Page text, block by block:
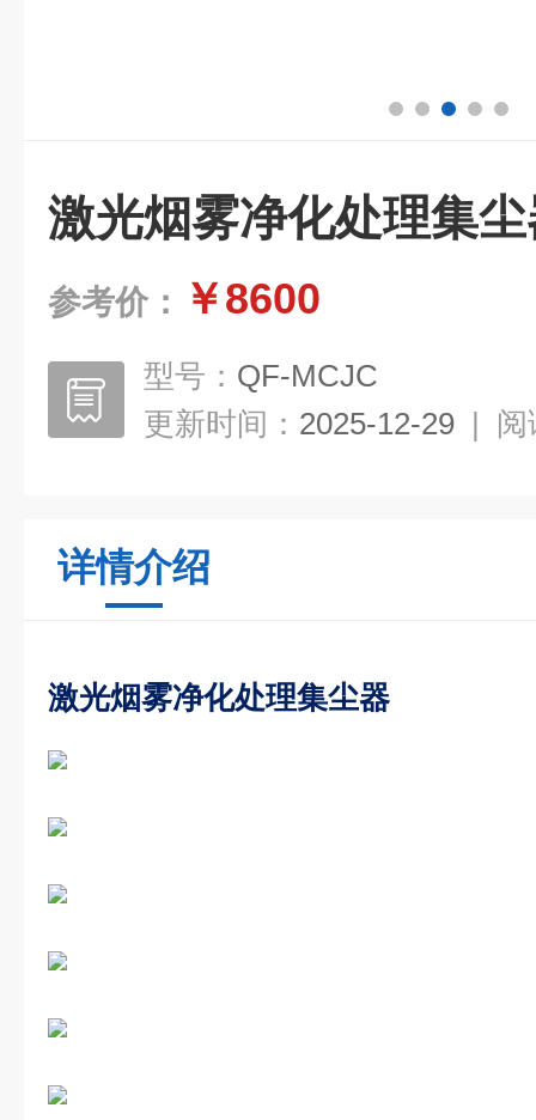
激光烟雾净化处理集
参考价： ￥8600
型号： QF-MCJC
更新时间： 2025-12-29 | 阅
详情介绍
激光烟雾净化处理集尘器